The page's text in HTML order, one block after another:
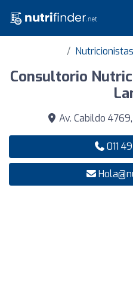
Consultorio
Av. Cabildo
011